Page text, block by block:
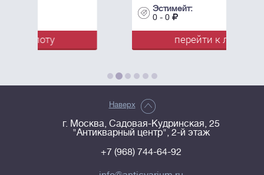
перейти к лоту
Наверх
г. Москва, Садовая-Кудринская, 25
"Антикварный центр", 2-й этаж
+7 (968) 744-64-92